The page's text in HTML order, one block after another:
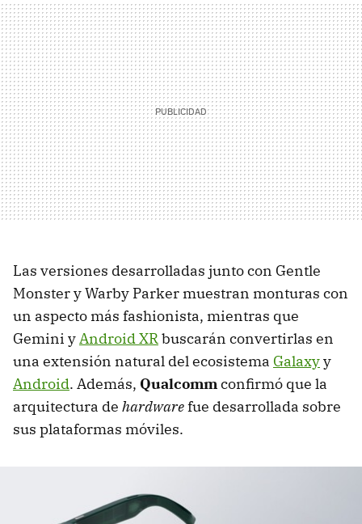
Las versiones desarrolladas junto con Gentle
Monster y Warby Parker muestran monturas con
un aspecto más fashionista, mientras que
Gemini yAndroid XRbuscarán convertirlas en
una extensión natural del ecosistema Galaxyy
Android. Además, Qualcommconfirmó que la
arquitectura de hardwarefue desarrollada sobre
sus plataformas móviles.